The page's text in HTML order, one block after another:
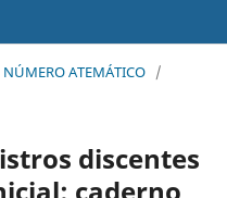
ATEMÁTICO /
discentes